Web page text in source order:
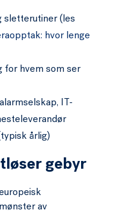
sletterutiner (les
hvor lenge
for hvem som ser
IT-
årlig)
gebyr
av